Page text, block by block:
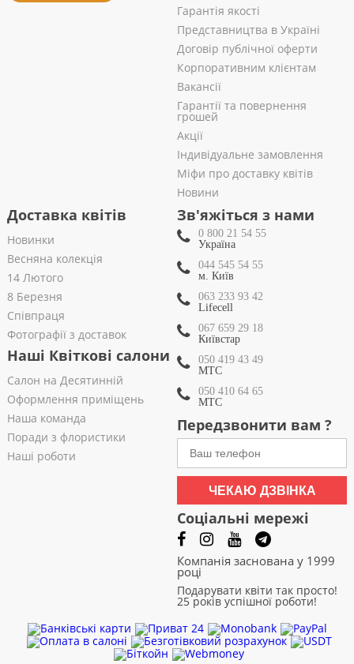
Гарантія якості
Представництва в Україні
Договір публічної оферти
Корпоративним клієнтам
Вакансії
Гарантії та повернення
грошей
Акції
Індивідуальне замовлення
Міфи про доставку квітів
Новини
Доставка квітів
Новинки
Весняна колекція
14 Лютого
8 Березня
Співпраця
Фотографії з доставок
Наші Квіткові салони
Салон на Десятинній
Оформлення приміщень
Наша команда
Поради з флористики
Наші роботи
Зв'яжіться з нами
0 800 21 54 55
Україна
044 545 54 55
м. Київ
063 233 93 42
Lifecell
067 659 29 18
Київстар
050 419 43 49
МТС
050 410 64 65
МТС
Передзвонити вам ?
ЧЕКАЮ ДЗВІНКА
Соціальні мережі
Компанія заснована у 1999
році
Подарувати квіти так просто!
25 років успішної роботи!